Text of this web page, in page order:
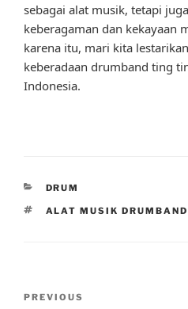
sebagai alat musik, tetapi
keberagaman dan kekayaan
karena itu, mari kita
keberadaan drumband ting
Indonesia.
CATEGORIES
DRUM
TAGS
ALAT MUSIK
Previous
PREVIOUS